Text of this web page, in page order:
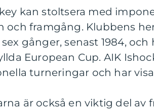
kan stoltsera med
och framgång. Klubbens
gånger, senast 1984,
European Cup. AIK
turneringar och har
är också en viktig del av